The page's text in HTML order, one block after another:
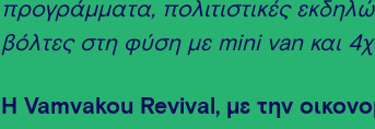
προγράμματα, πολιτιστικές
βόλτες στη φύση με mini van και
Η Vamvakou Revival, με την